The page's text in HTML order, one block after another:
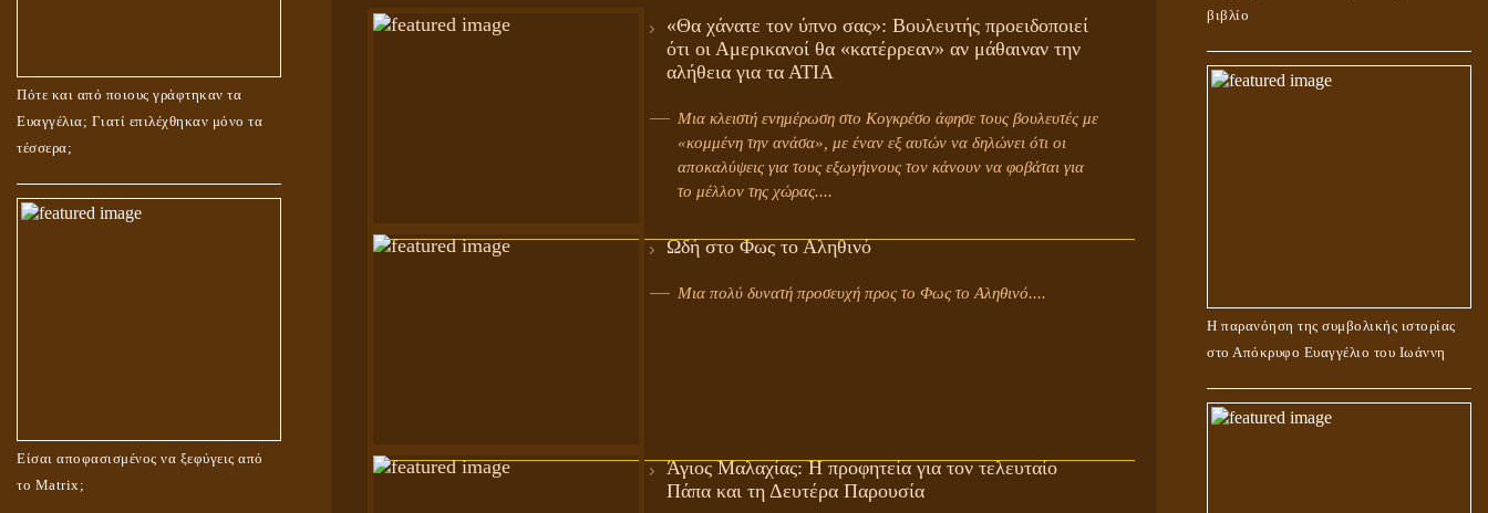
Πότε και από ποιους γράφτηκαν τα
Ευαγγέλια; Γιατί επιλέχθηκαν μόνο τα
τέσσερα;
Είσαι αποφασισμένος να ξεφύγεις από
το Matrix;
«Θα χάνατε τον ύπνο σας»: Βουλευτής προειδοποιεί
ότι οι Αμερικανοί θα «κατέρρεαν» αν μάθαιναν την
αλήθεια για τα ΑΤΙΑ
Μια κλειστή ενημέρωση στο Κογκρέσο άφησε τους βουλευτές με
«κομμένη την ανάσα», με έναν εξ αυτών να δηλώνει ότι οι
αποκαλύψεις για τους εξωγήινους τον κάνουν να φοβάται για
το μέλλον της χώρας....
Ωδή στο Φως το Αληθινό
Μια πολύ δυνατή προσευχή προς το Φως το Αληθινό....
Άγιος Μαλαχίας: Η προφητεία για τον τελευταίο
Πάπα και τη Δευτέρα Παρουσία
βιβλίο
Η παρανόηση της συμβολικής ιστορίας
στο Απόκρυφο Ευαγγέλιο του Ιωάννη